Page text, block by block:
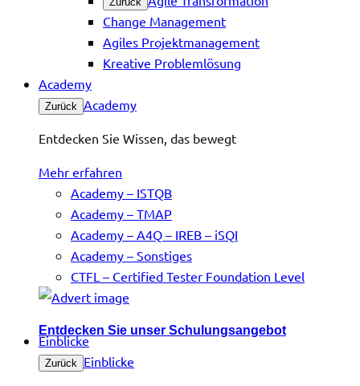
Change Management
Agiles Projektmanagement
Kreative Problemlösung
Academy
Zurück Academy
Entdecken Sie Wissen, das bewegt
Mehr erfahren
Academy – ISTQB
Academy – TMAP
Academy – A4Q – IREB – iSQI
Academy – Sonstiges
CTFL – Certified Tester Foundation Level
Entdecken Sie unser Schulungsangebot
Einblicke
Zurück Einblicke